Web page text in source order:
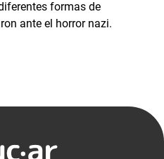
formas de
ante el horror nazi.